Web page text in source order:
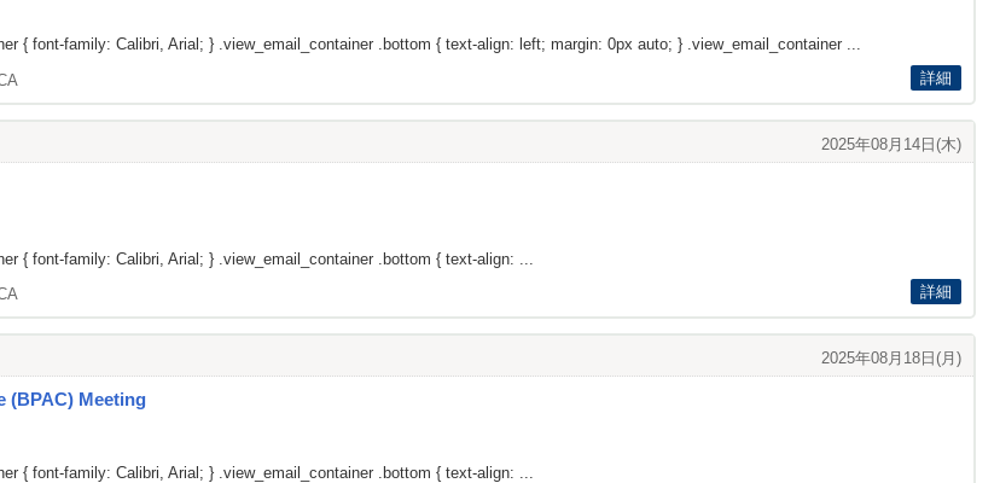
{ font-family: Calibri, Arial; } .view_email_container .bottom { text-align: left; margin: 0px auto; } .view_email_container ...
詳細
2025年08月14日(木)
{ font-family: Calibri, Arial; } .view_email_container .bottom { text-align: ...
詳細
2025年08月18日(月)
(BPAC) Meeting
{ font-family: Calibri, Arial; } .view_email_container .bottom { text-align: ...